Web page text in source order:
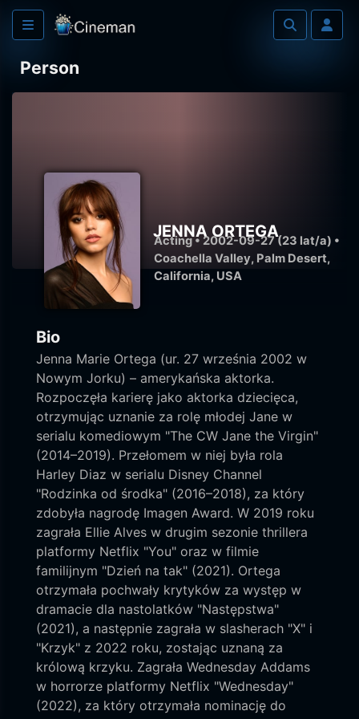
Person
JENNA ORTEGA
Acting • 2002-09-27 (23 lat/a) •
Coachella Valley, Palm Desert,
California, USA
Bio
Jenna Marie Ortega (ur. 27 września 2002 w
Nowym Jorku) – amerykańska aktorka.
Rozpoczęła karierę jako aktorka dziecięca,
otrzymując uznanie za rolę młodej Jane w
serialu komediowym "The CW Jane the Virgin"
(2014–2019). Przełomem w niej była rola
Harley Diaz w serialu Disney Channel
"Rodzinka od środka" (2016–2018), za który
zdobyła nagrodę Imagen Award. W 2019 roku
zagrała Ellie Alves w drugim sezonie thrillera
platformy Netflix "You" oraz w filmie
familijnym "Dzień na tak" (2021). Ortega
otrzymała pochwały krytyków za występ w
dramacie dla nastolatków "Następstwa"
(2021), a następnie zagrała w slasherach "X" i
"Krzyk" z 2022 roku, zostając uznaną za
królową krzyku. Zagrała Wednesday Addams
w horrorze platformy Netflix "Wednesday"
(2022), za który otrzymała nominację do